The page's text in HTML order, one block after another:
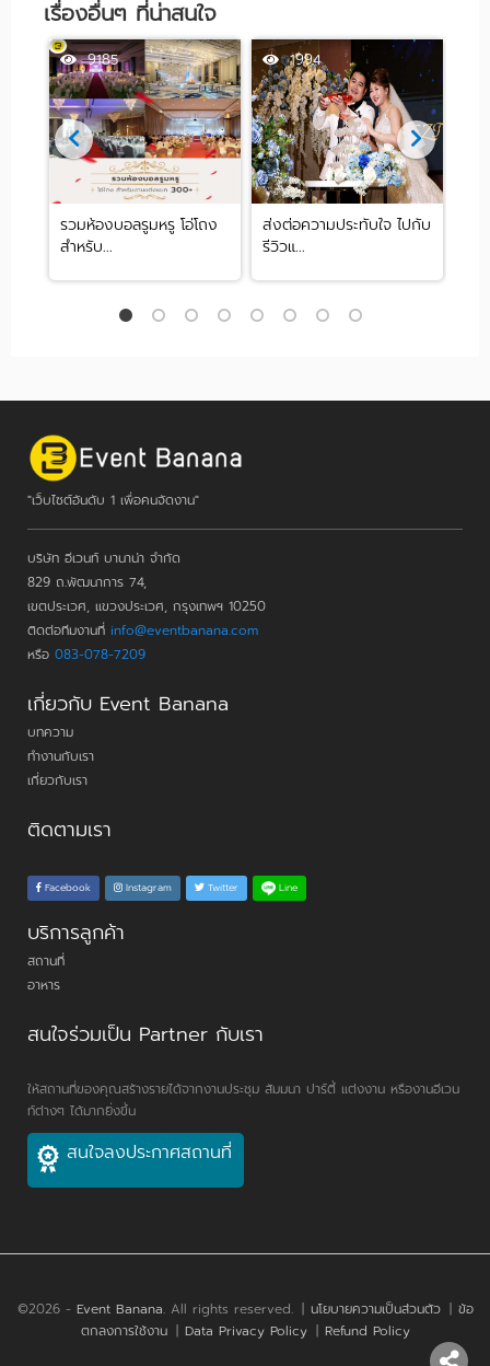
เรื่องอื่นๆ ที่น่าสนใจ
9185
รวมห้องบอลรูมหรู โอ่โถง
สำหรับ...
1994
ส่งต่อความประทับใจ ไปกับ
รีวิวแ...
"เว็บไซต์อันดับ 1 เพื่อคนจัดงาน"
บริษัท อีเวนท์ บานาน่า จำกัด
829 ถ.พัฒนาการ 74,
เขตประเวศ, แขวงประเวศ, กรุงเทพฯ 10250
ติดต่อทีมงานที่ info@eventbanana.com
หรือ 083-078-7209
เกี่ยวกับ Event Banana
บทความ
ทำงานกับเรา
เกี่ยวกับเรา
ติดตามเรา
Facebook Instagram Twitter Line
บริการลูกค้า
สถานที่
อาหาร
สนใจร่วมเป็น Partner กับเรา
ให้สถานที่ของคุณสร้างรายได้จากงานประชุม สัมมนา ปาร์ตี้ แต่งงาน หรืองานอีเวน
ท์ต่างๆ ได้มากยิ่งขึ้น
สนใจลงประกาศสถานที่
©2026 - Event Banana. All rights reserved. | นโยบายความเป็นส่วนตัว | ข้อ
ตกลงการใช้งาน | Data Privacy Policy | Refund Policy